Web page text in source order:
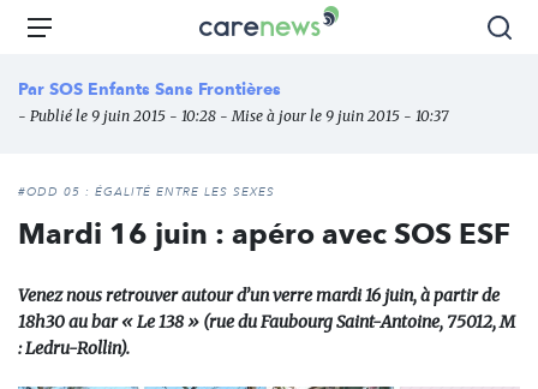
Aller
principal
Carenews,
média
des
l'engagement
Menu
Par SOS Enfants Sans Frontières
- Publié le 9 juin 2015 - 10:28 - Mise à jour le 9 juin 2015 - 10:37
#ODD 05 : ÉGALITÉ ENTRE LES SEXES
Mardi 16 juin : apéro avec SOS ESF
Venez nous retrouver autour d’un verre mardi 16 juin, à partir de
18h30 au bar « Le 138 » (rue du Faubourg Saint-Antoine, 75012, M
: Ledru-Rollin).